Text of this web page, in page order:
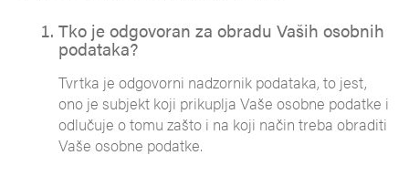
Tko je odgovoran za obradu Vaših osobnih
podataka?
Tvrtka je odgovorni nadzornik podataka, to jest,
ono je subjekt koji prikuplja Vaše osobne podatke i
odlučuje o tomu zašto i na koji način treba obraditi
Vaše osobne podatke.